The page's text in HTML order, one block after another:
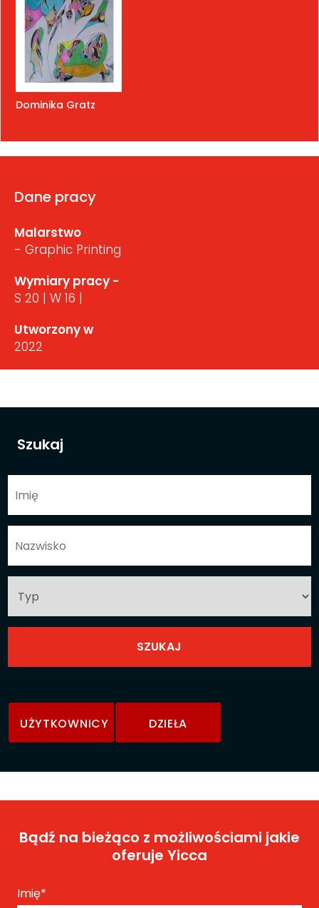
Szukaj
UŻYTKOWNICY DZIEŁA
Dominika Gratz
Dane pracy
Malarstwo
- Graphic Printing
Wymiary pracy -
S 20 | W 16 |
Utworzony w
2022
Bądź na bieżąco z możliwościami jakie
oferuje Yicca
Imię*